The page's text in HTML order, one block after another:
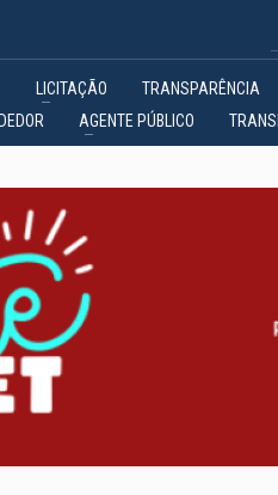
LICITAÇÃO TRANSPARÊNCIA
AGENTE PÚBLICO